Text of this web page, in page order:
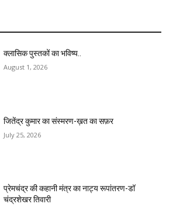
क्लासिक पुस्तकों का भविष्य..
August 1, 2026
जितेंद्र कुमार का संस्मरण-ख़त का सफ़र
July 25, 2026
प्रेमचंद्र की कहानी मंत्र का नाट्य रूपांतरण-डॉ
चंद्रशेखर तिवारी